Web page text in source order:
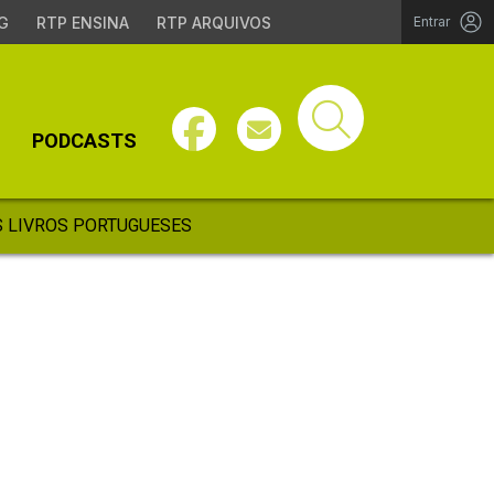
RTP ENSINA RTP ARQUIVOS Entrar
PODCASTS
LIVROS PORTUGUESES